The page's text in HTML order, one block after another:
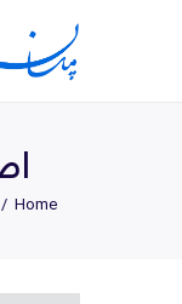
Home